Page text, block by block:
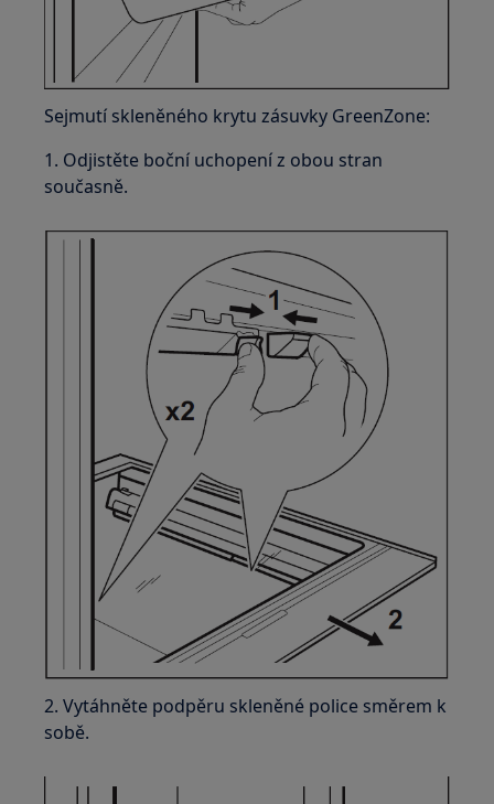
Sejmutí skleněného krytu zásuvky GreenZone:
1. Odjistěte boční uchopení z obou stran
současně.
2. Vytáhněte podpěru skleněné police směrem k
sobě.